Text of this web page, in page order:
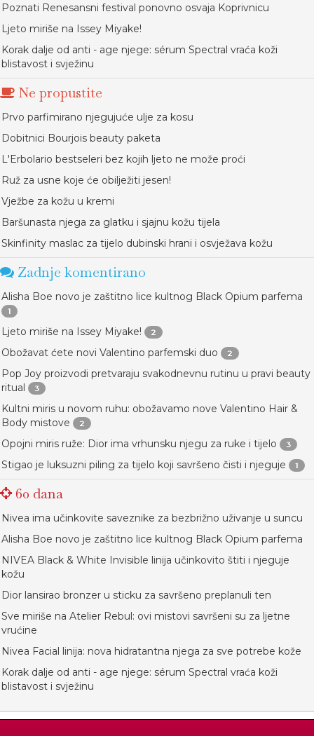
Poznati Renesansni festival ponovno osvaja Koprivnicu
Ljeto miriše na Issey Miyake!
Korak dalje od anti - age njege: sérum Spectral vraća koži
blistavost i svježinu
Ne propustite
Prvo parfimirano njegujuće ulje za kosu
Dobitnici Bourjois beauty paketa
L'Erbolario bestseleri bez kojih ljeto ne može proći
Ruž za usne koje će obilježiti jesen!
Vježbe za kožu u kremi
Baršunasta njega za glatku i sjajnu kožu tijela
Skinfinity maslac za tijelo dubinski hrani i osvježava kožu
Zadnje komentirano
Alisha Boe novo je zaštitno lice kultnog Black Opium parfema
1
Ljeto miriše na Issey Miyake! 2
Obožavat ćete novi Valentino parfemski duo 2
Pop Joy proizvodi pretvaraju svakodnevnu rutinu u pravi beauty
ritual
3
Kultni miris u novom ruhu: obožavamo nove Valentino Hair &
Body mistove
2
Opojni miris ruže: Dior ima vrhunsku njegu za ruke i tijelo 3
Stigao je luksuzni piling za tijelo koji savršeno čisti i njeguje 1
60 dana
Nivea ima učinkovite saveznike za bezbrižno uživanje u suncu
Alisha Boe novo je zaštitno lice kultnog Black Opium parfema
NIVEA Black & White Invisible linija učinkovito štiti i njeguje
kožu
Dior lansirao bronzer u sticku za savršeno preplanuli ten
Sve miriše na Atelier Rebul: ovi mistovi savršeni su za ljetne
vrućine
Nivea Facial linija: nova hidratantna njega za sve potrebe kože
Korak dalje od anti - age njege: sérum Spectral vraća koži
blistavost i svježinu